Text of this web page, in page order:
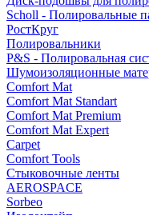
Scholl - Полировальные
РостКруг
Полировальники
P&S - Полировальная
Шумоизоляционные
Comfort Mat
Comfort Mat Standart
Comfort Mat Premium
Comfort Mat Expert
Carpet
Comfort Tools
Стыковочные ленты
AEROSPACE
Sorbeo